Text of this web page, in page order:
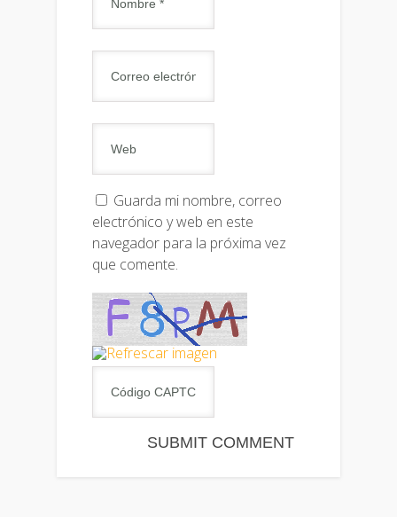
Guarda mi nombre, correo
electrónico y web en este
navegador para la próxima vez
que comente.